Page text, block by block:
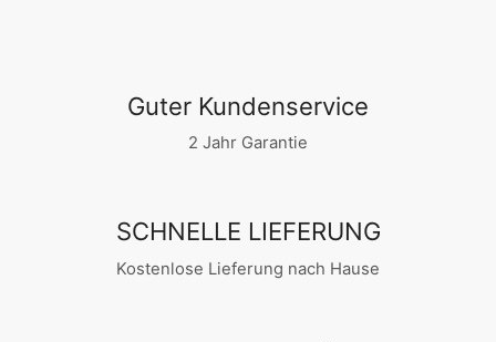
Guter Kundenservice
2 Jahr Garantie
SCHNELLE LIEFERUNG
Kostenlose Lieferung nach Hause